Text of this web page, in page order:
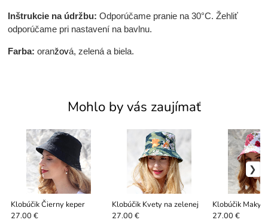
Inštrukcie na údržbu:Odporúčame pranie na 30°C. Žehliť
odporúčame pri nastavení na bavlnu.
Farba: oranžová, zelená a biela.
Mohlo by vás zaujímať
Klobúčik Čierny keper
27.00 €
Klobúčik Kvety na zelenej
27.00 €
Klobúčik Maky
27.00 €